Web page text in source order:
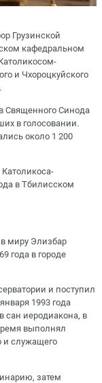
Грузинской
кафедральном
и Чхороцкуйского
Священного Синода
в голосовании.
около 1 200
в Тбилисском
миру Элизбар
года в городе
и поступил
1993 года
сан иеродиакона, в
выполнял
и служащего
затем